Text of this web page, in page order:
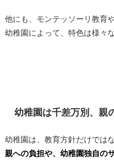
他にも、モンテッソーリ教育
幼稚園によって、特色は様々
幼稚園は千差万別、親
幼稚園は、教育方針だけではな
親への負担や、幼稚園独自の